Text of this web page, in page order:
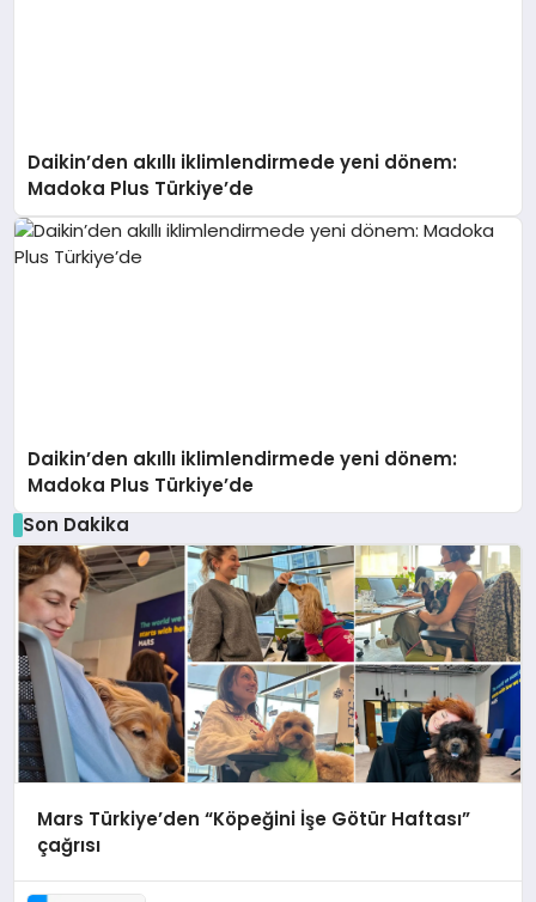
Daikin’den akıllı iklimlendirmede yeni dönem:
Madoka Plus Türkiye’de
Daikin’den akıllı iklimlendirmede yeni dönem:
Madoka Plus Türkiye’de
Son Dakika
Mars Türkiye’den “Köpeğini İşe Götür Haftası”
çağrısı